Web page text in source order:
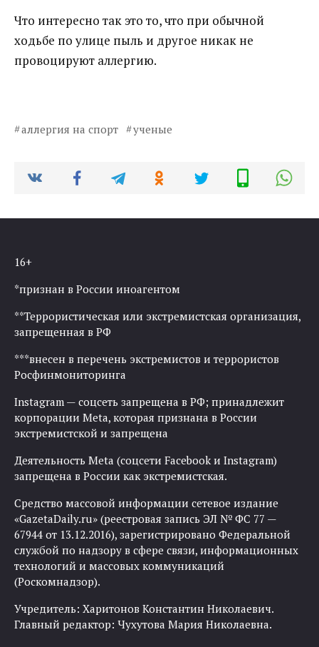
Что интересно так это то, что при обычной
ходьбе по улице пыль и другое никак не
провоцируют аллергию.
аллергия на спорт ученые
16+
*признан в России иноагентом
**Террористическая или экстремистская организация,
запрещенная в РФ
***внесен в перечень экстремистов и террористов
Росфинмониторинга
Instagram — соцсеть запрещена в РФ; принадлежит
корпорации Meta, которая признана в России
экстремистской и запрещена
Деятельность Meta (соцсети Facebook и Instagram)
запрещена в России как экстремистская.
Средство массовой информации сетевое издание
«GazetaDaily.ru» (реестровая запись ЭЛ № ФС 77 —
67944 от 13.12.2016), зарегистрировано Федеральной
службой по надзору в сфере связи, информационных
технологий и массовых коммуникаций
(Роскомнадзор).
Учредитель: Харитонов Константин Николаевич.
Главный редактор: Чухутова Мария Николаевна.